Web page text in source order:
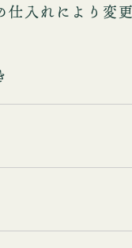
入れにより変